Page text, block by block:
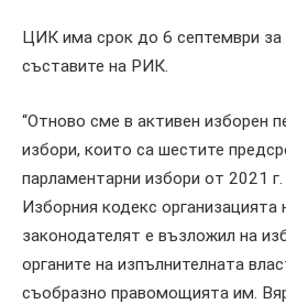
ЦИК има срок до 6 септември за
съставите на РИК.
“Отново сме в активен изборен
избори, които са шестите
парламентарни избори от 2021 г.
Изборния кодекс организацията
законодателят е възложил на
органите на изпълнителната
съобразно правомощията им.